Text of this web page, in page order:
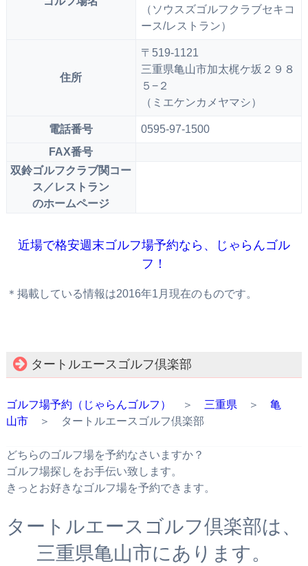
（ソウスズゴルフクラブセキコ
ース/レストラン）
住所
〒519-1121
三重県亀山市加太梶ケ坂２９８
５−２
（ミエケンカメヤマシ）
電話番号
0595-97-1500
FAX番号
双鈴ゴルフクラブ関コー
ス／レストラン
のホームページ
近場で格安週末ゴルフ場予約なら、じゃらんゴル
フ！
＊掲載している情報は2016年1月現在のものです。
タートルエースゴルフ倶楽部
ゴルフ場予約（じゃらんゴルフ） ＞ 三重県 ＞ 亀
山市＞ タートルエースゴルフ倶楽部
どちらのゴルフ場を予約なさいますか？
ゴルフ場探しをお手伝い致します。
きっとお好きなゴルフ場を予約できます。
タートルエースゴルフ倶楽部は、
三重県亀山市にあります。